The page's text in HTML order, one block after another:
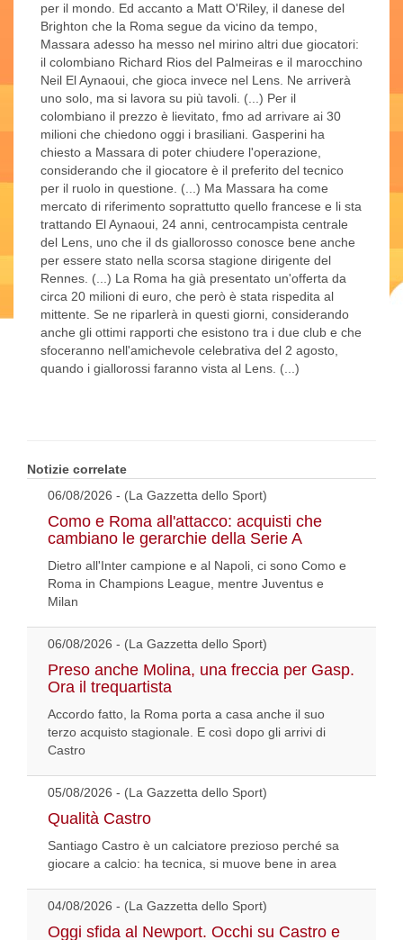
per il mondo. Ed accanto a Matt O'Riley, il danese del
Brighton che la Roma segue da vicino da tempo,
Massara adesso ha messo nel mirino altri due giocatori:
il colombiano Richard Rios del Palmeiras e il marocchino
Neil El Aynaoui, che gioca invece nel Lens. Ne arriverà
uno solo, ma si lavora su più tavoli. (...) Per il
colombiano il prezzo è lievitato, fmo ad arrivare ai 30
milioni che chiedono oggi i brasiliani. Gasperini ha
chiesto a Massara di poter chiudere l'operazione,
considerando che il giocatore è il preferito del tecnico
per il ruolo in questione. (...) Ma Massara ha come
mercato di riferimento soprattutto quello francese e li sta
trattando El Aynaoui, 24 anni, centrocampista centrale
del Lens, uno che il ds giallorosso conosce bene anche
per essere stato nella scorsa stagione dirigente del
Rennes. (...) La Roma ha già presentato un'offerta da
circa 20 milioni di euro, che però è stata rispedita al
mittente. Se ne riparlerà in questi giorni, considerando
anche gli ottimi rapporti che esistono tra i due club e che
sfoceranno nell'amichevole celebrativa del 2 agosto,
quando i giallorossi faranno vista al Lens. (...)
Notizie correlate
06/08/2026 - (La Gazzetta dello Sport)
Como e Roma all'attacco: acquisti che
cambiano le gerarchie della Serie A
Dietro all'Inter campione e al Napoli, ci sono Como e
Roma in Champions League, mentre Juventus e
Milan
06/08/2026 - (La Gazzetta dello Sport)
Preso anche Molina, una freccia per Gasp.
Ora il trequartista
Accordo fatto, la Roma porta a casa anche il suo
terzo acquisto stagionale. E così dopo gli arrivi di
Castro
05/08/2026 - (La Gazzetta dello Sport)
Qualità Castro
Santiago Castro è un calciatore prezioso perché sa
giocare a calcio: ha tecnica, si muove bene in area
04/08/2026 - (La Gazzetta dello Sport)
Oggi sfida al Newport. Occhi su Castro e